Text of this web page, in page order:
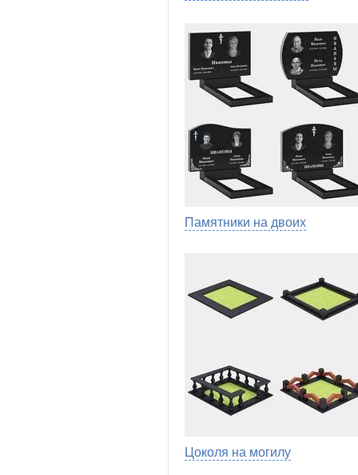
Памятники на двоих
Цоколя на могилу